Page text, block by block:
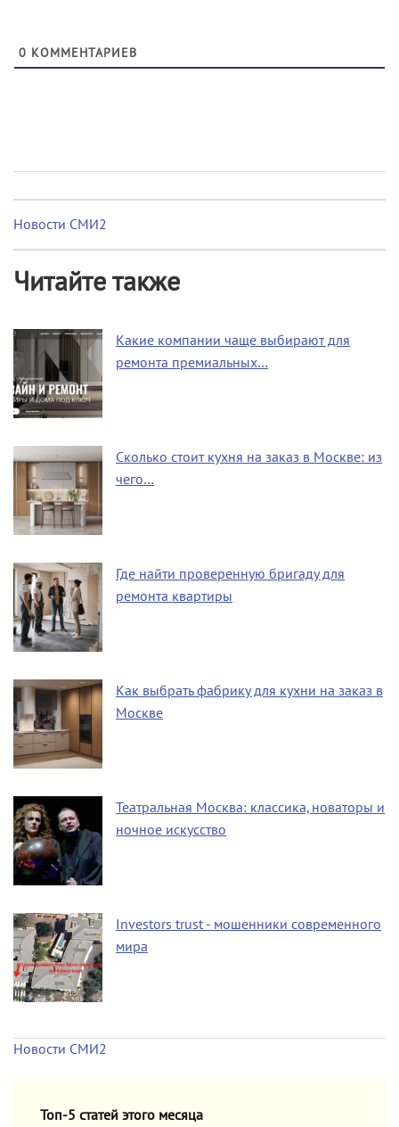
0 КОММЕНТАРИЕВ
Новости СМИ2
Читайте также
Какие компании чаще выбирают для
ремонта премиальных…
Сколько стоит кухня на заказ в Москве: из
чего…
Где найти проверенную бригаду для
ремонта квартиры
Как выбрать фабрику для кухни на заказ в
Москве
Театральная Москва: классика, новаторы и
ночное искусство
Investors trust - мошенники современного
мира
Новости СМИ2
Топ-5 статей этого месяца